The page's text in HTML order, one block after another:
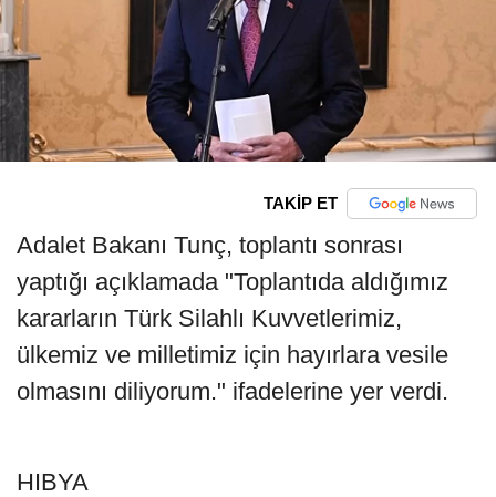
TAKİP ET
Adalet Bakanı Tunç, toplantı sonrası
yaptığı açıklamada "Toplantıda aldığımız
kararların Türk Silahlı Kuvvetlerimiz,
ülkemiz ve milletimiz için hayırlara vesile
olmasını diliyorum." ifadelerine yer verdi.
HIBYA